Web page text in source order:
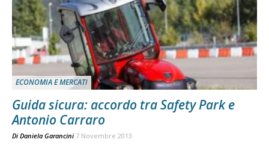
ECONOMIA E MERCATI
Guida sicura: accordo tra Safety Park e
Antonio Carraro
Di Daniela Garancini 7 Novembre 2013